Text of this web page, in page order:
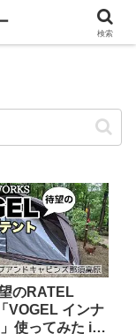
のRATEL
VOGEL インナ
使ってみた in
検索